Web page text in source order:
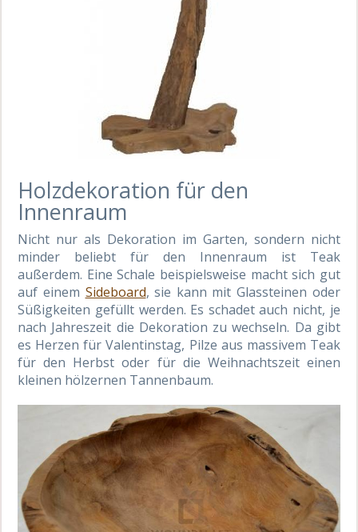
Holzdekoration für den
Innenraum
Nicht nur als Dekoration im Garten, sondern nicht
minder beliebt für den Innenraum ist Teak
außerdem. Eine Schale beispielsweise macht sich gut
auf einem Sideboard, sie kann mit Glassteinen oder
Süßigkeiten gefüllt werden. Es schadet auch nicht, je
nach Jahreszeit die Dekoration zu wechseln. Da gibt
es Herzen für Valentinstag, Pilze aus massivem Teak
für den Herbst oder für die Weihnachtszeit einen
kleinen hölzernen Tannenbaum.